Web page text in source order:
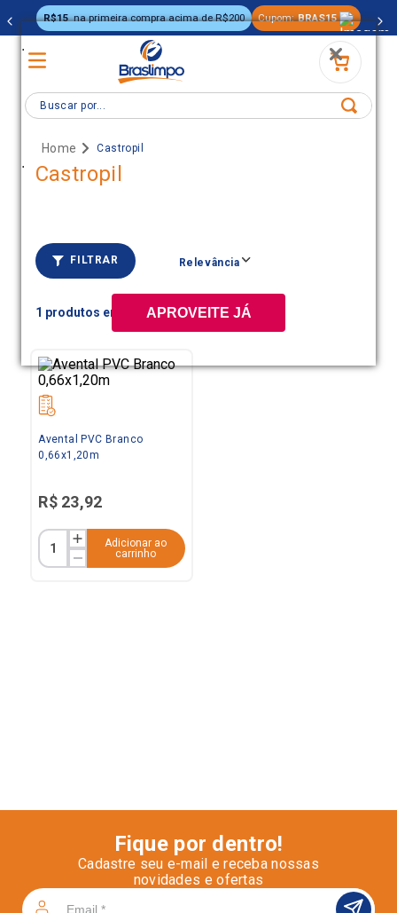
.
.
APROVEITE JÁ
R$15 na primeira compra acima de R$200 Cupom: BRAS15
Buscar por...
Castropil
Castropil
FILTRAR Relevância
1
Avental PVC Branco
0,66x1,20m
R$ 23,92
Adicionar ao
carrinho
Fique por dentro!
Cadastre seu e-mail e receba nossas
novidades e ofertas